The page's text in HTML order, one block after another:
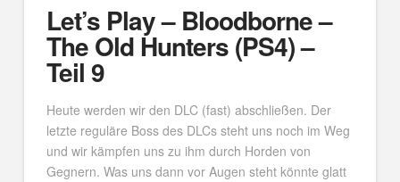
Let’s Play – Bloodborne –
The Old Hunters (PS4) –
Teil 9
Heute werden wir den DLC (fast) abschließen. Der
letzte reguläre Boss des DLCs steht uns noch im Weg
und wir kämpfen uns zu ihm durch Horden von
Gegnern. Was uns dann vor Augen steht könnte glatt